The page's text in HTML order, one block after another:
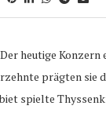
Konzern
prägten
spielte